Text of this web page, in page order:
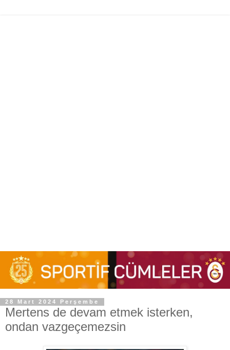
28 Mart 2024 Perşembe
Mertens de devam etmek isterken,
ondan vazgeçemezsin